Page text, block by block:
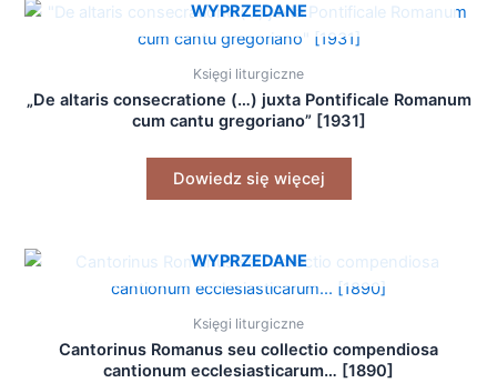
WYPRZEDANE
Księgi liturgiczne
„De altaris consecratione (…) juxta Pontificale Romanum
cum cantu gregoriano” [1931]
Dowiedz się więcej
WYPRZEDANE
Księgi liturgiczne
Cantorinus Romanus seu collectio compendiosa
cantionum ecclesiasticarum… [1890]